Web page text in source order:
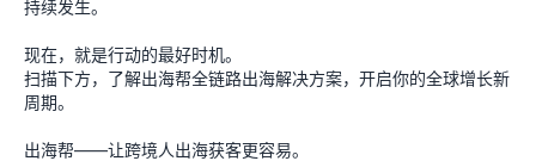
持续发生。
现在，就是行动的最好时机。
扫描下方，了解出海帮全链路出海解决方案，开启你的全球增长新
周期。
出海帮——让跨境人出海获客更容易。